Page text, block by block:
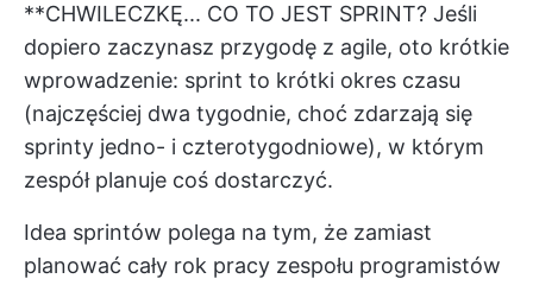
**CHWILECZKĘ... CO TO JEST SPRINT? Jeśli
dopiero zaczynasz przygodę z agile, oto krótkie
wprowadzenie: sprint to krótki okres czasu
(najczęściej dwa tygodnie, choć zdarzają się
sprinty jedno- i czterotygodniowe), w którym
zespół planuje coś dostarczyć.
Idea sprintów polega na tym, że zamiast
planować cały rok pracy zespołu programistów